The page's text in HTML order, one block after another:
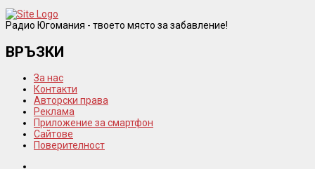
Радио Югомания - твоето място за забавление!
ВРЪЗКИ
За нас
Контакти
Авторски права
Реклама
Приложение за смартфон
Сайтове
Поверителност